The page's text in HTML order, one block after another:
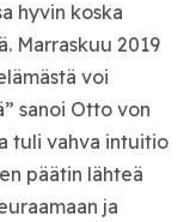
hyvin koska
Marraskuu 2019
voi
sanoi Otto von
tuli vahva intuitio
päätin lähteä
ja